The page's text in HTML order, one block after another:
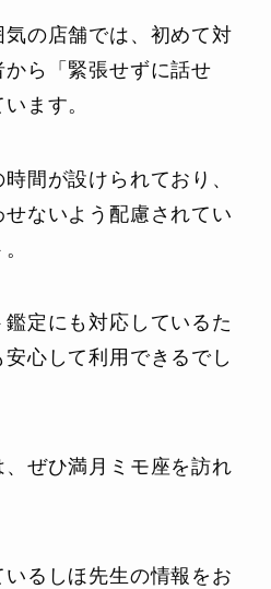
の店舗では、初めて対
ら「緊張せずに話せ
ます。
間が設けられており、
ないよう配慮されてい
定にも対応しているた
心して利用できるでし
ぜひ満月ミモ座を訪れ
るしほ先生の情報をお